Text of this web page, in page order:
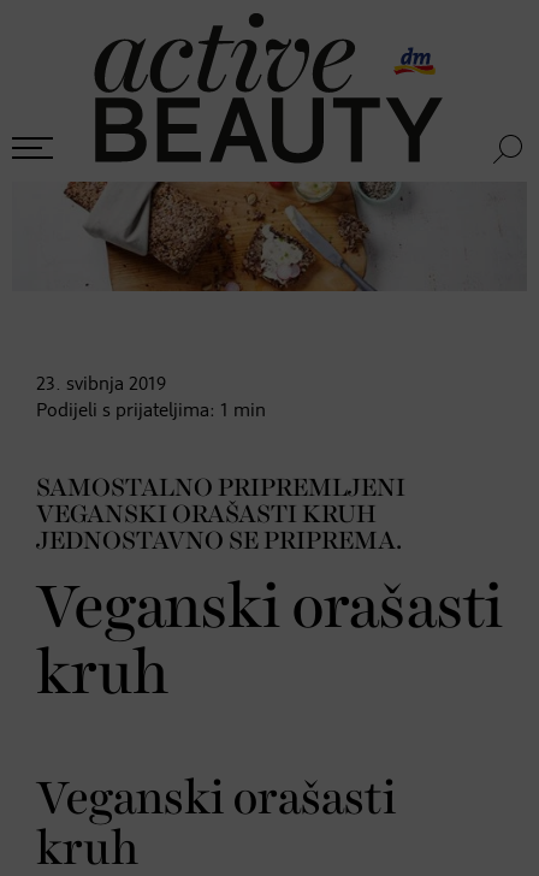
23. svibnja 2019
Podijeli s prijateljima: 1 min
SAMOSTALNO PRIPREMLJENI
VEGANSKI ORAŠASTI KRUH
JEDNOSTAVNO SE PRIPREMA.
Veganski orašasti
kruh
Veganski orašasti
kruh